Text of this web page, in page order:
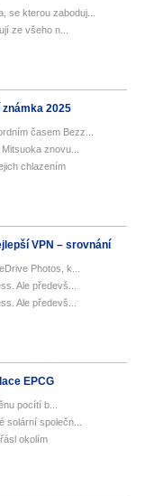
se kterou zaboduj...
ze všeho n...
známka 2025
časem Bezz...
znovu...
chlazením
VPN – srovnání
Photos, k...
Ale předevš...
Ale předevš...
EPCG
pocítí b...
solární společn...
okolím